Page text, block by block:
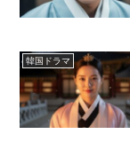
韓国ドラマ